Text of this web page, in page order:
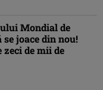
Mondial de
joace din nou!
zeci de mii de